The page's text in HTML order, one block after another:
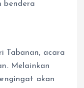
bendera
Tabanan, acara
Melainkan
akan